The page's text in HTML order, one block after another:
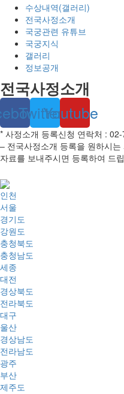
수상내역(갤러리)
전국사정소개
국궁관련 유튜브
국궁지식
갤러리
정보공개
전국사정소개
TwitterYoutube
* 사정소개 등록신청 연락처 :
– 전국사정소개 등록을 원하시
자료를 보내주시면 등록하여 드
인천
서울
경기도
강원도
충청북도
충청남도
세종
대전
경상북도
전라북도
대구
울산
경상남도
전라남도
광주
부산
제주도